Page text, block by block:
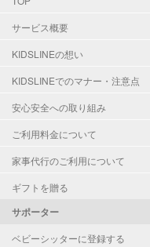
サービス概要
KIDSLINEの想い
KIDSLINEでのマナー・注意点
安心安全への取り組み
ご利用料金について
家事代行のご利用について
ギフトを贈る
サポーター
ベビーシッターに登録する